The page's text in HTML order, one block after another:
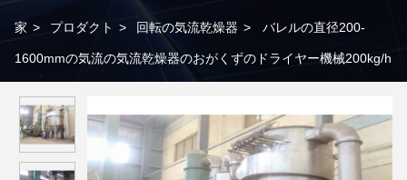
家 > プロダクト > 回転の気流乾燥器 > バレルの直径200-
1600mmの気流の気流乾燥器のおがくずのドライヤー機械200kg/h